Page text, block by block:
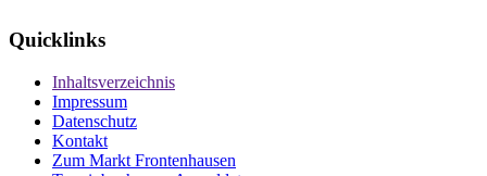
Quicklinks
Inhaltsverzeichnis
Impressum
Datenschutz
Kontakt
Zum Markt Frontenhausen